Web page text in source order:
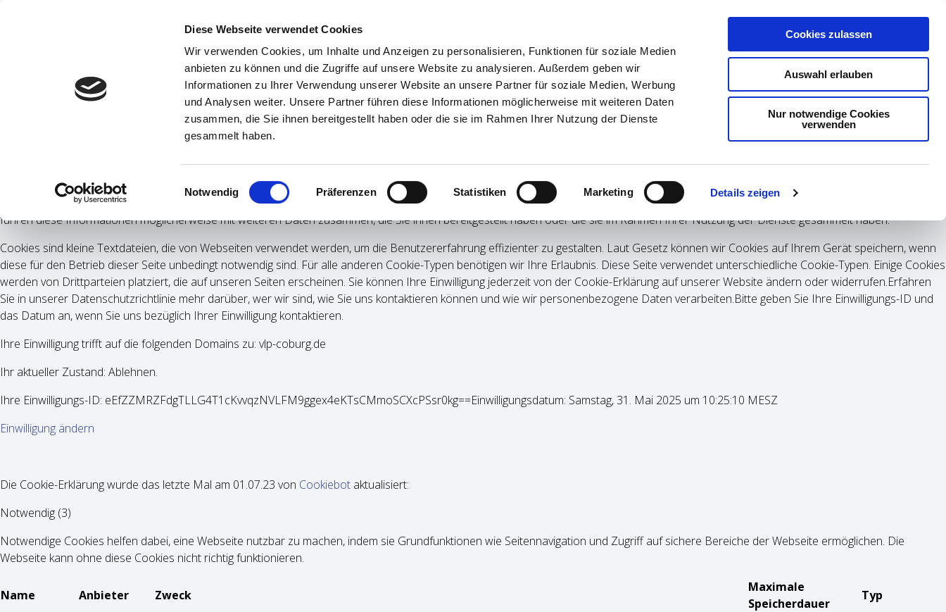
Diese Webseite verwendet Cookies
Wir verwenden Cookies, um Inhalte und Anzeigen zu personalisieren, Funktionen für soziale Medien
anbieten zu können und die Zugriffe auf unsere Website zu analysieren. Außerdem geben wir
Informationen zu Ihrer Verwendung unserer Website an unsere Partner für soziale Medien, Werbung
und Analysen weiter. Unsere Partner führen diese Informationen möglicherweise mit weiteren Daten
zusammen, die Sie ihnen bereitgestellt haben oder die sie im Rahmen Ihrer Nutzung der Dienste
gesammelt haben.
Einwilligungsauswahl
Notwendig Präferenzen Statistiken Marketing Details zeigen
Cookies zulassen
Auswahl erlauben
Nur notwendige Cookies
verwenden
HOME INFOS PILOTEN
Datenschutzhinweise
Unsere Datenschutzhinweise finde Sie hier:Datenschutzhinweise
Diese Webseite verwendet Cookies. Wir verwenden Cookies, um Inhalte und Anzeigen zu personalisieren, Funktionen für soziale Medien anbieten zu können und die Zugriffe auf unsere
Website zu analysieren. Außerdem geben wir Informationen zu Ihrer Verwendung unserer Website an unsere Partner für soziale Medien, Werbung und Analysen weiter. Unsere Partner
führen diese Informationen möglicherweise mit weiteren Daten zusammen, die Sie ihnen bereitgestellt haben oder die sie im Rahmen Ihrer Nutzung der Dienste gesammelt haben.
Cookies sind kleine Textdateien, die von Webseiten verwendet werden, um die Benutzererfahrung effizienter zu gestalten. Laut Gesetz können wir Cookies auf Ihrem Gerät speichern, wenn
diese für den Betrieb dieser Seite unbedingt notwendig sind. Für alle anderen Cookie-Typen benötigen wir Ihre Erlaubnis. Diese Seite verwendet unterschiedliche Cookie-Typen. Einige Cookies
werden von Drittparteien platziert, die auf unseren Seiten erscheinen. Sie können Ihre Einwilligung jederzeit von der Cookie-Erklärung auf unserer Website ändern oder widerrufen.Erfahren
Sie in unserer Datenschutzrichtlinie mehr darüber, wer wir sind, wie Sie uns kontaktieren können und wie wir personenbezogene Daten verarbeiten.Bitte geben Sie Ihre Einwilligungs-ID und
das Datum an, wenn Sie uns bezüglich Ihrer Einwilligung kontaktieren.
Ihre Einwilligung trifft auf die folgenden Domains zu: vlp-coburg.de
Ihr aktueller Zustand: Ablehnen.
Ihre Einwilligungs-ID: eEfZZMRZFdgTLLG4T1cKvvqzNVLFM9ggex4eKTsCMmoSCXcPSsr0kg==Einwilligungsdatum: Samstag, 31. Mai 2025 um 10:25:10 MESZ
Einwilligung ändern
Die Cookie-Erklärung wurde das letzte Mal am 01.07.23 von Cookiebot aktualisiert:
Notwendig (3)
Notwendige Cookies helfen dabei, eine Webseite nutzbar zu machen, indem sie Grundfunktionen wie Seitennavigation und Zugriff auf sichere Bereiche der Webseite ermöglichen. Die
Webseite kann ohne diese Cookies nicht richtig funktionieren.
Name Anbieter Zweck
Maximale
Speicherdauer
Typ